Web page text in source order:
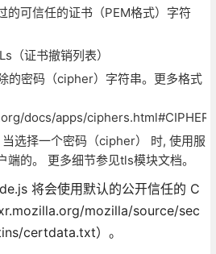
的可信任的证书（PEM格式）字符
（证书撤销列表）
的密码（cipher）字符串。更多格式
docs/apps/
选择一个密码（cipher） 时, 使用服
端的。 更多细节参见tls模块文档。
将会使用默认的公开信任的 C
mozilla/source/sec
certdata.txt）。